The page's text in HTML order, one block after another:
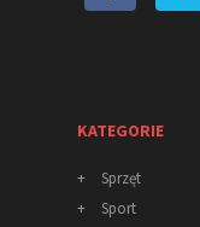
KATEGORIE
+
Sprzęt
+
Sport